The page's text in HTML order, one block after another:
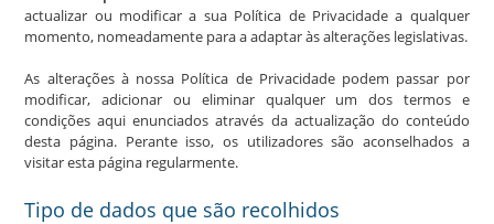
actualizar ou modificar a sua Política de Privacidade a qualquer
momento, nomeadamente para a adaptar às alterações legislativas.
As alterações à nossa Política de Privacidade podem passar por
modificar, adicionar ou eliminar qualquer um dos termos e
condições aqui enunciados através da actualização do conteúdo
desta página. Perante isso, os utilizadores são aconselhados a
visitar esta página regularmente.
Tipo de dados que são recolhidos